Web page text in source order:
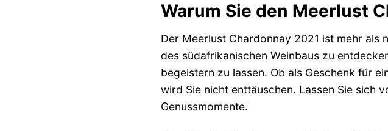
Warum Sie den Meerlust
Der Meerlust Chardonnay 2021 ist mehr als
des südafrikanischen Weinbaus zu
begeistern zu lassen. Ob als Geschenk für
wird Sie nicht enttäuschen. Lassen Sie sich
Genussmomente.